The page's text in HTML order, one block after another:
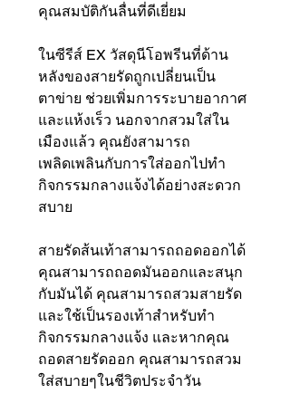
คุณสมบัติกันลื่นที่ดีเยี่ยม
ในซีรีส์ EX วัสดุนีโอพรีนที่ด้าน
หลังของสายรัดถูกเปลี่ยนเป็น
ตาข่าย ช่วยเพิ่มการระบายอากาศ
และแห้งเร็ว นอกจากสวมใส่ใน
เมืองแล้ว คุณยังสามารถ
เพลิดเพลินกับการใส่ออกไปทำ
กิจกรรมกลางแจ้งได้อย่างสะดวก
สบาย
สายรัดส้นเท้าสามารถถอดออกได้
คุณสามารถถอดมันออกและสนุก
กับมันได้ คุณสามารถสวมสายรัด
และใช้เป็นรองเท้าสำหรับทำ
กิจกรรมกลางแจ้ง และหากคุณ
ถอดสายรัดออก คุณสามารถสวม
ใส่สบายๆในชีวิตประจำวัน